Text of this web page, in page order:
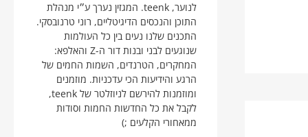
לנוער, teenk. המגזין נערך ע״י מנהלת
התוכן והנכסים הדיגיטליים, רוני טרנובסקי.
התכנים שלנו נעים בין כל העולמות
שנוגעים לבני ובנות דור ה-Z והאלפא:
המחקרים, הטרנדים, השמות החמים של
הרגע והידיעות הכי עדכניות. מוזמנים
ומוזמנות להירשם לניוזלטר של teenk,
לקבל את כל החדשות החמות וסודות
ממאחורי הקלעים ;)